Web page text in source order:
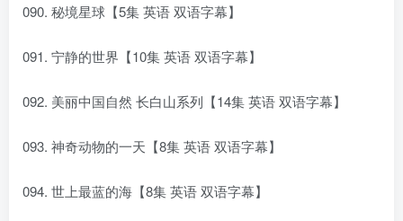
090. 秘境星球【5集 英语 双语字幕】
091. 宁静的世界【10集 英语 双语字幕】
092. 美丽中国自然 长白山系列【14集 英语 双语字幕】
093. 神奇动物的一天【8集 英语 双语字幕】
094. 世上最蓝的海【8集 英语 双语字幕】